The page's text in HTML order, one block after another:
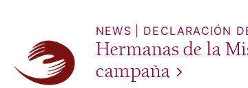
NEWS DECLARACIÓN
Hermanas de la
campaña